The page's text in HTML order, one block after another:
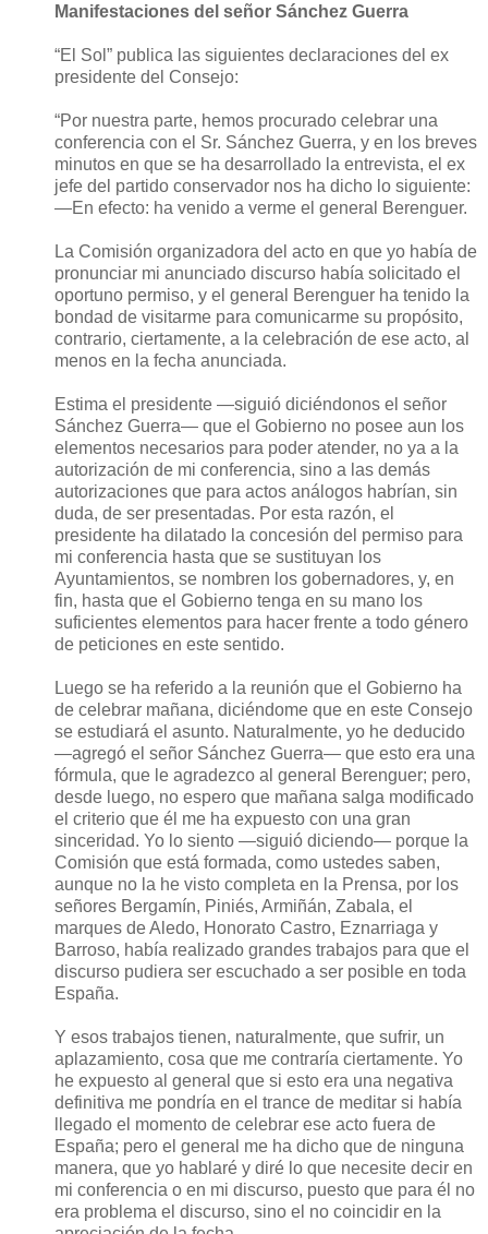
Manifestaciones del señor Sánchez Guerra
“El Sol” publica las siguientes declaraciones del ex
presidente del Consejo:
“Por nuestra parte, hemos procurado celebrar una
conferencia con el Sr. Sánchez Guerra, y en los breves
minutos en que se ha desarrollado la entrevista, el ex
jefe del partido conservador nos ha dicho lo siguiente:
—En efecto: ha venido a verme el general Berenguer.
La Comisión organizadora del acto en que yo había de
pronunciar mi anunciado discurso había solicitado el
oportuno permiso, y el general Berenguer ha tenido la
bondad de visitarme para comunicarme su propósito,
contrario, ciertamente, a la celebración de ese acto, al
menos en la fecha anunciada.
Estima el presidente —siguió diciéndonos el señor
Sánchez Guerra— que el Gobierno no posee aun los
elementos necesarios para poder atender, no ya a la
autorización de mi conferencia, sino a las demás
autorizaciones que para actos análogos habrían, sin
duda, de ser presentadas. Por esta razón, el
presidente ha dilatado la concesión del permiso para
mi conferencia hasta que se sustituyan los
Ayuntamientos, se nombren los gobernadores, y, en
fin, hasta que el Gobierno tenga en su mano los
suficientes elementos para hacer frente a todo género
de peticiones en este sentido.
Luego se ha referido a la reunión que el Gobierno ha
de celebrar mañana, diciéndome que en este Consejo
se estudiará el asunto. Naturalmente, yo he deducido
—agregó el señor Sánchez Guerra— que esto era una
fórmula, que le agradezco al general Berenguer; pero,
desde luego, no espero que mañana salga modificado
el criterio que él me ha expuesto con una gran
sinceridad. Yo lo siento —siguió diciendo— porque la
Comisión que está formada, como ustedes saben,
aunque no la he visto completa en la Prensa, por los
señores Bergamín, Piniés, Armiñán, Zabala, el
marques de Aledo, Honorato Castro, Eznarriaga y
Barroso, había realizado grandes trabajos para que el
discurso pudiera ser escuchado a ser posible en toda
España.
Y esos trabajos tienen, naturalmente, que sufrir, un
aplazamiento, cosa que me contraría ciertamente. Yo
he expuesto al general que si esto era una negativa
definitiva me pondría en el trance de meditar si había
llegado el momento de celebrar ese acto fuera de
España; pero el general me ha dicho que de ninguna
manera, que yo hablaré y diré lo que necesite decir en
mi conferencia o en mi discurso, puesto que para él no
era problema el discurso, sino el no coincidir en la